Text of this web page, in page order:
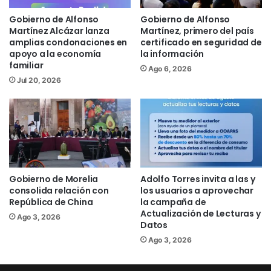
presentaciones culturales del Ballet
Folclórico del IMSS “Vivir con Alegría” y
del Ballet Folclórico de la Secretaría de
Cultura, además de la participación de
niñas y niños de la Escuela Primaria
Reparo, quienes llenaron de orgullo a las
familias asistentes con un bailable
norteño que celebró las raíces y
costumbres de la región.
Posteriormente, la cantautora Karla Elisa
abrió el gran jaripeo con su canción
original “Así es Morelia”, siendo coronada
posteriormente como Embajadora
Gobierno de Alfonso
Martínez Alcázar lanza
amplias condonaciones en
apoyo a la economía
familiar
Jul 20, 2026
Gobierno de Alfonso
Martínez, primero del país
certificado en seguridad de
la información
Ago 6, 2026
Gobierno de Morelia
consolida relación con
República de China
Ago 3, 2026
Adolfo Torres invita a las y
los usuarios a aprovechar
la campaña de
Actualización de Lecturas y
Datos
Ago 3, 2026